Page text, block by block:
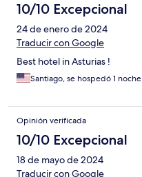
10/10 Excepcional
24 de enero de 2024
Traducir con Google
Best hotel in Asturias !
Santiago, se hospedó 1 noche
Opinión verificada
10/10 Excepcional
18 de mayo de 2024
Traducir con Google